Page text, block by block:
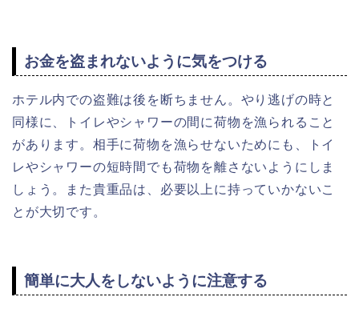
お金を盗まれないように気をつける
ホテル内での盗難は後を断ちません。やり逃げの時と
同様に、トイレやシャワーの間に荷物を漁られること
があります。相手に荷物を漁らせないためにも、トイ
レやシャワーの短時間でも荷物を離さないようにしま
しょう。また貴重品は、必要以上に持っていかないこ
とが大切です。
簡単に大人をしないように注意する